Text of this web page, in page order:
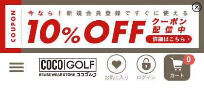
お気に入り ログイン
0
新規会員登録でクーポンプレゼント